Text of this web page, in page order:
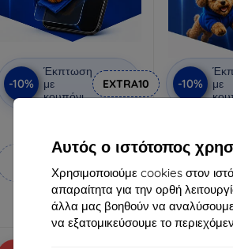
Αυτός ο ιστότοπος
Χρησιμοποιούμε cookies στον
απαραίτητα για την ορθή
άλλα μας βοηθούν να αναλύσουμε
να εξατομικεύσουμε το
-10%
Έκπτωση
με
κουπόνι
EXTRA10
Κατασκευασμένο
κατά παραγγελία
16,90 €
15,21 €
-10%
με
κατά